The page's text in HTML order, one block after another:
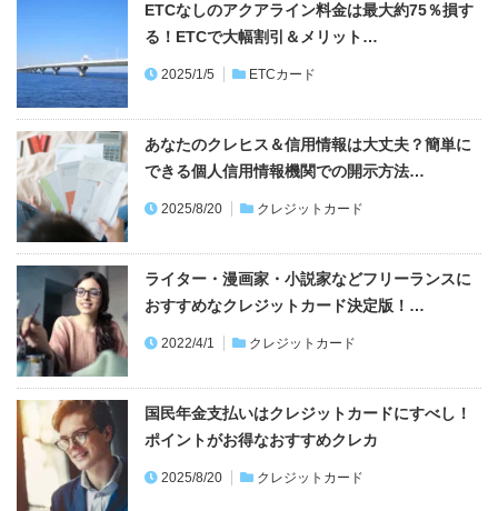
ETCなしのアクアライン料金は最大約75％損す
る！ETCで大幅割引＆メリット…
2025/1/5 ETCカード
あなたのクレヒス＆信用情報は大丈夫？簡単に
できる個人信用情報機関での開示方法…
2025/8/20 クレジットカード
ライター・漫画家・小説家などフリーランスに
おすすめなクレジットカード決定版！…
2022/4/1 クレジットカード
国民年金支払いはクレジットカードにすべし！
ポイントがお得なおすすめクレカ
2025/8/20 クレジットカード